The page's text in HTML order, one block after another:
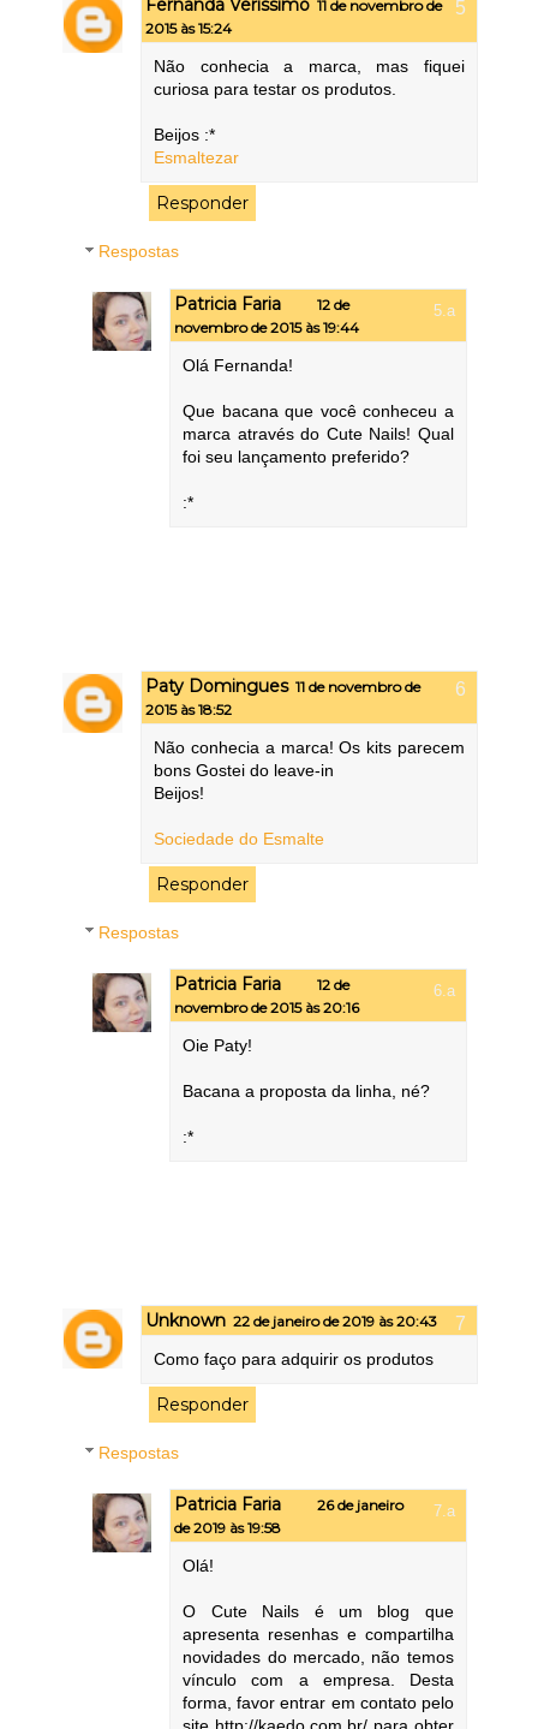
Fernanda Veríssimo 11 de novembro de
2015 às 15:24
Não conhecia a marca, mas fiquei
curiosa para testar os produtos.
Beijos :*
Esmaltezar
Responder
Respostas
Patricia Faria
12 de
novembro de 2015 às 19:44
Olá Fernanda!
Que bacana que você conheceu a
marca através do Cute Nails! Qual
foi seu lançamento preferido?
:*
Paty Domingues 11 de novembro de
2015 às 18:52
Não conhecia a marca! Os kits parecem
bons Gostei do leave-in
Beijos!
Sociedade do Esmalte
Responder
Respostas
Patricia Faria
12 de
novembro de 2015 às 20:16
Oie Paty!
Bacana a proposta da linha, né?
:*
Unknown 22 de janeiro de 2019 às 20:43
Como faço para adquirir os produtos
Responder
Respostas
Patricia Faria
26 de janeiro
de 2019 às 19:58
Olá!
O Cute Nails é um blog que
apresenta resenhas e compartilha
novidades do mercado, não temos
vínculo com a empresa. Desta
forma, favor entrar em contato pelo